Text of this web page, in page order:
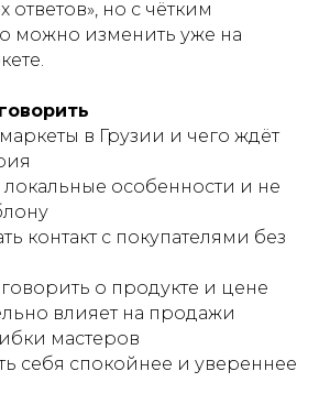
ответов», но с чётким
можно изменить уже на
в Грузии и чего ждёт
локальные особенности и не
контакт с покупателями без
о продукте и цене
влияет на продажи
мастеров
себя спокойнее и увереннее